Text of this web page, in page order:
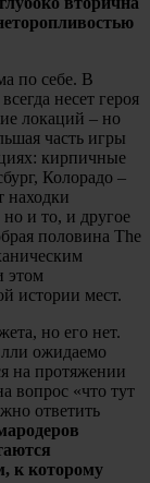
по себе. В
несет героя
локаций – но
часть игры
кирпичные
Колорадо –
находки
и то, и другое
половина The
этом
истории мест.
но его нет.
ожидаемо
на протяжении
вопрос «что тут
ответить
к которому